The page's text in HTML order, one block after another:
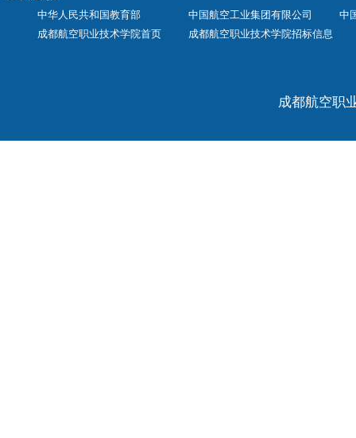
中华人民共和国教育部 中国航空工业集团有限公司
中
成都航空职业技术学院首页
成都航空职业技术学院招标信息
成都航空职